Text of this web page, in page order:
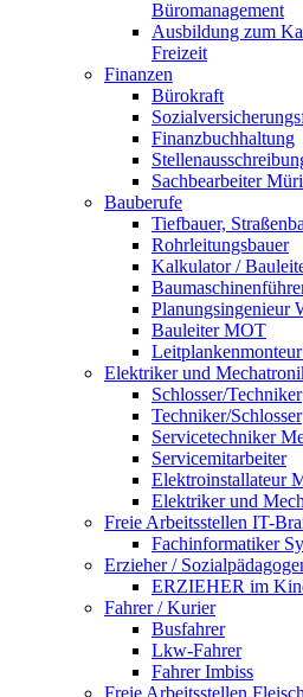
Büromanagement
Ausbildung zum
Freizeit
Finanzen
Bürokraft
Finanzbuchhaltung
Sachbearbeiter
Bauberufe
Tiefbauer,
Rohrleitungsbauer
Kalkulator /
Planungsingenieur
Bauleiter MOT
Elektriker und
Schlosser/Techniker
Techniker/Schlosser
Servicetechniker
Servicemitarbeiter
Elektroinstallateur
Elektriker und
Freie Arbeitsstellen IT-
Fachinformatiker
Erzieher /
ERZIEHER im
Fahrer / Kurier
Busfahrer
Lkw-Fahrer
Fahrer Imbiss
Freie Arbeitsstellen